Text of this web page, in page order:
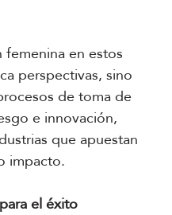
en estos
perspectivas, sino
de toma de
e innovación,
que apuestan
impacto.
el éxito